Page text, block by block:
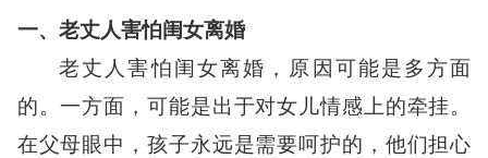
一、老丈人害怕闺女离婚
老丈人害怕闺女离婚，原因可能是多方面
的。一方面，可能是出于对女儿情感上的牵挂。
在父母眼中，孩子永远是需要呵护的，他们担心